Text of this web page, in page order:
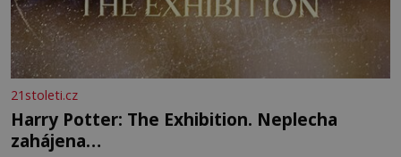
21stoleti.cz
Harry Potter: The Exhibition. Neplecha
zahájena…